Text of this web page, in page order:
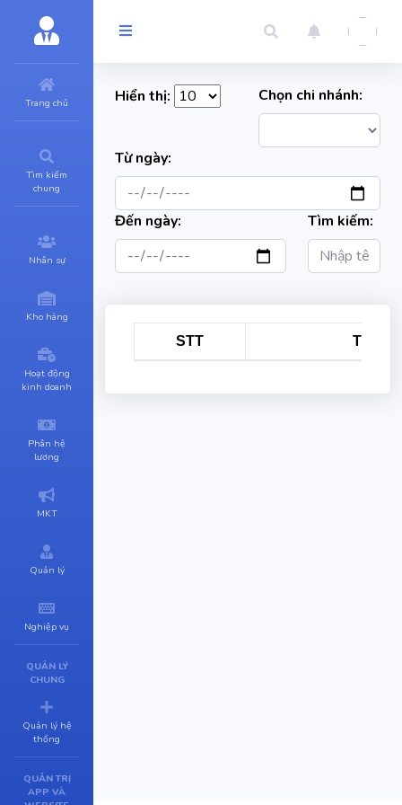
Trang chủ
Tìm kiếm
chung
Nhân sự
Kho hàng
Hoạt động
kinh doanh
Phân hệ
lương
MKT
Quản lý
Nghiệp vụ
QUẢN LÝ
CHUNG
Quản lý hệ
thống
QUẢN TRỊ
APP VÀ
Hiển thị: Chọn chi nhánh:
Từ ngày:
Đến ngày: Tìm kiếm:
STT Tên